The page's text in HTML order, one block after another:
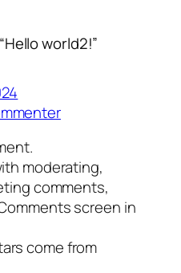
world2!”
moderating,
comments,
screen in
come from